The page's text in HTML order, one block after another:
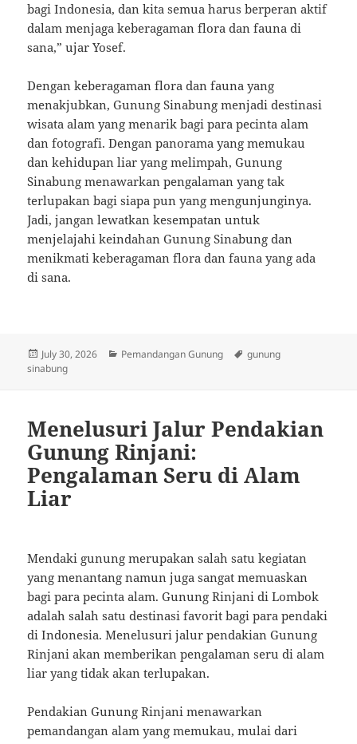
bagi Indonesia, dan kita semua harus berperan aktif
dalam menjaga keberagaman flora dan fauna di
sana,” ujar Yosef.
Dengan keberagaman flora dan fauna yang
menakjubkan, Gunung Sinabung menjadi destinasi
wisata alam yang menarik bagi para pecinta alam
dan fotografi. Dengan panorama yang memukau
dan kehidupan liar yang melimpah, Gunung
Sinabung menawarkan pengalaman yang tak
terlupakan bagi siapa pun yang mengunjunginya.
Jadi, jangan lewatkan kesempatan untuk
menjelajahi keindahan Gunung Sinabung dan
menikmati keberagaman flora dan fauna yang ada
di sana.
Posted
on
July 30, 2026 Categories
Pemandangan Gunung Tags
gunung
sinabung
Menelusuri Jalur Pendakian
Gunung Rinjani:
Pengalaman Seru di Alam
Liar
Mendaki gunung merupakan salah satu kegiatan
yang menantang namun juga sangat memuaskan
bagi para pecinta alam. Gunung Rinjani di Lombok
adalah salah satu destinasi favorit bagi para pendaki
di Indonesia. Menelusuri jalur pendakian Gunung
Rinjani akan memberikan pengalaman seru di alam
liar yang tidak akan terlupakan.
Pendakian Gunung Rinjani menawarkan
pemandangan alam yang memukau, mulai dari